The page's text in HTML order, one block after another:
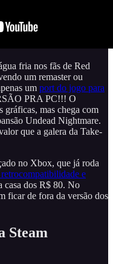
fria nos fãs de Red
um remaster ou
um port do jogo para
PRA PC!!! O
gráficas, mas chega com
Undead Nightmare.
que a galera da Take-
no Xbox, que já roda
e
dos R$ 80. No
ficar de fora da versão dos
Steam